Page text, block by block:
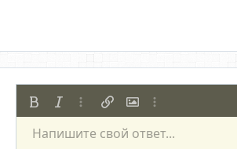
ЖирныйКурсивДополнительно...
Вставить ссылку
Вставить
Размер шрифта
9
Цвет текста
Шрифт Arial
СписокВыравнивание
Формат
СмайлыЦитатаМедиаВставить таблицу
Вставить
Спойлер
Повторить
Переключить режим работы
Удалить форматирование
ЧерновикиСохранить
Напишите свой ответ...